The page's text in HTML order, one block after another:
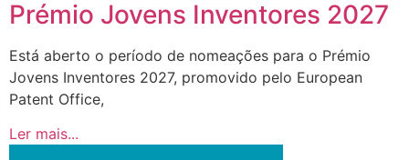
Prémio Jovens Inventores 2027
Está aberto o período de nomeações para o Prémio
Jovens Inventores 2027, promovido pelo European
Patent Office,
Ler mais...